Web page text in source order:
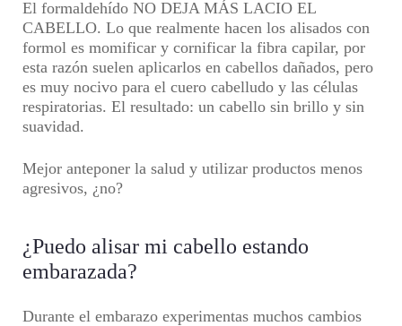
El formaldehído NO DEJA MÁS LACIO EL
CABELLO. Lo que realmente hacen los alisados con
formol es momificar y cornificar la fibra capilar, por
esta razón suelen aplicarlos en cabellos dañados, pero
es muy nocivo para el cuero cabelludo y las células
respiratorias. El resultado: un cabello sin brillo y sin
suavidad.
Mejor anteponer la salud y utilizar productos menos
agresivos, ¿no?
¿Puedo alisar mi cabello estando
embarazada?
Durante el embarazo experimentas muchos cambios